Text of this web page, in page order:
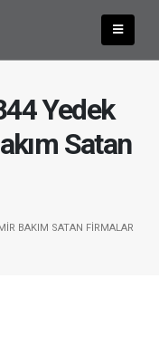
Yedek
Satan
BAKIM SATAN FIRMALAR